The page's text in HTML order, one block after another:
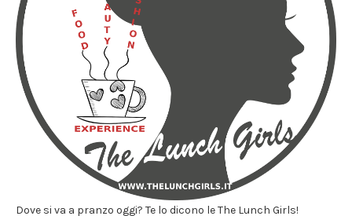
Dove si va a pranzo oggi? Te lo dicono le The Lunch Girls!